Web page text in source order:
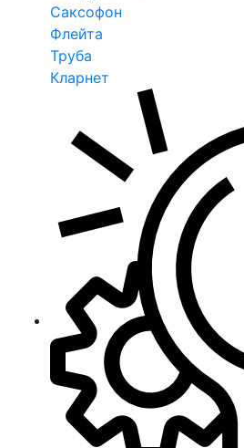
Саксофон
Флейта
Труба
Кларнет